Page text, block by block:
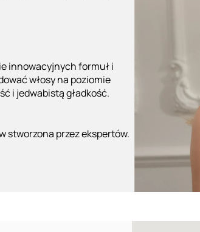
innowacyjnych formuł i
włosy na poziomie
i jedwabistą gładkość.
stworzona przez ekspertów.